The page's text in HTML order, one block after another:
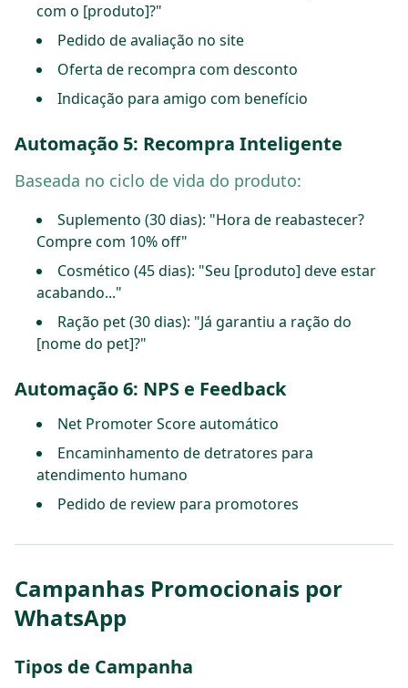
com o [produto]?"
Pedido de avaliação no site
Oferta de recompra com desconto
Indicação para amigo com benefício
Automação 5: Recompra Inteligente
Baseada no ciclo de vida do produto:
Suplemento (30 dias): "Hora de reabastecer?
Compre com 10% off"
Cosmético (45 dias): "Seu [produto] deve estar
acabando..."
Ração pet (30 dias): "Já garantiu a ração do
[nome do pet]?"
Automação 6: NPS e Feedback
Net Promoter Score automático
Encaminhamento de detratores para
atendimento humano
Pedido de review para promotores
Campanhas Promocionais por
WhatsApp
Tipos de Campanha